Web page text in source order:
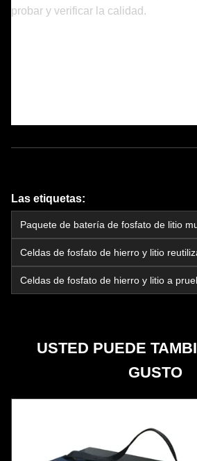
probar y verificar la calidad.
Las etiquetas:
Paquete de batería de fosfato de litio
Celdas de fosfato de hierro y litio
Celdas de fosfato de hierro y litio a
USTED PUEDE
GUSTO